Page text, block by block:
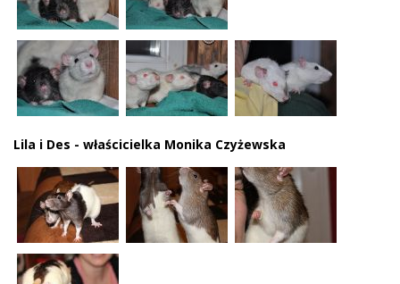
Lila i Des - właścicielka Monika Czyżewska